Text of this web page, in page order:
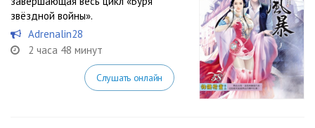
звёздной войны».
Adrenalin28
2 часа 48 минут
Слушать онлайн